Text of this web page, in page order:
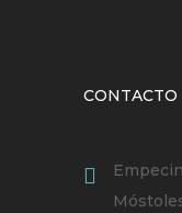
CONTACTO